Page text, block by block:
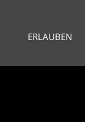
ERLAUBEN